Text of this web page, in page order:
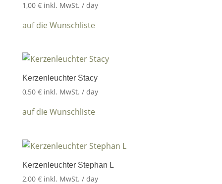
1,00 € inkl. MwSt. / day
auf die Wunschliste
Kerzenleuchter Stacy
0,50 € inkl. MwSt. / day
auf die Wunschliste
Kerzenleuchter Stephan L
2,00 € inkl. MwSt. / day